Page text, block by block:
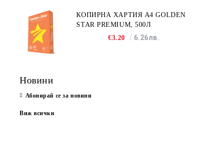
КОПИРНА ХАРТИЯ A4 GOLDEN
STAR PREMIUM, 500Л
€3.20
6.26лв.
Новини
Абонирай се за новини
Виж всички